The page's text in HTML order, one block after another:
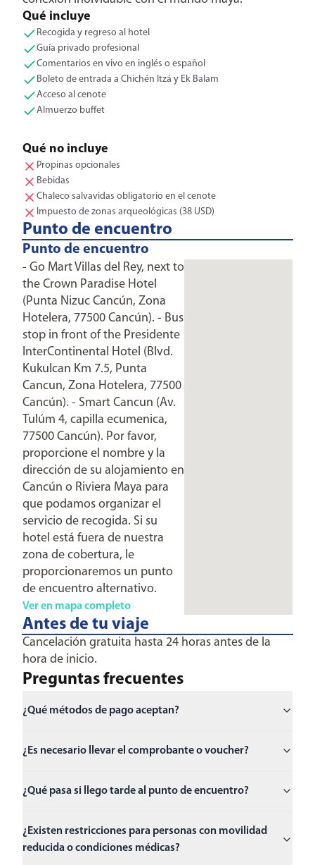
Qué incluye
Recogida y regreso al hotel
Guía privado profesional
Comentarios en vivo en inglés o español
Boleto de entrada a Chichén Itzá y Ek Balam
Acceso al cenote
Almuerzo buffet
Qué no incluye
Propinas opcionales
Bebidas
Chaleco salvavidas obligatorio en el cenote
Impuesto de zonas arqueológicas (38 USD)
Punto de encuentro
Punto de encuentro
- Go Mart Villas del Rey, next to
the Crown Paradise Hotel
(Punta Nizuc Cancún, Zona
Hotelera, 77500 Cancún). - Bus
stop in front of the Presidente
InterContinental Hotel (Blvd.
Kukulcan Km 7.5, Punta
Cancun, Zona Hotelera, 77500
Cancún). - Smart Cancun (Av.
Tulúm 4, capilla ecumenica,
77500 Cancún). Por favor,
proporcione el nombre y la
dirección de su alojamiento en
Cancún o Riviera Maya para
que podamos organizar el
servicio de recogida. Si su
hotel está fuera de nuestra
zona de cobertura, le
proporcionaremos un punto
de encuentro alternativo.
Ver en mapa completo
Antes de tu viaje
Cancelación gratuita hasta 24 horas antes de la
hora de inicio.
Preguntas frecuentes
¿Qué métodos de pago aceptan?
¿Es necesario llevar el comprobante o voucher?
¿Qué pasa si llego tarde al punto de encuentro?
¿Existen restricciones para personas con movilidad
reducida o condiciones médicas?